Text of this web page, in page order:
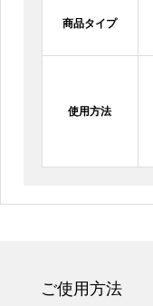
商品タイプ
使用方法
ご使用方法